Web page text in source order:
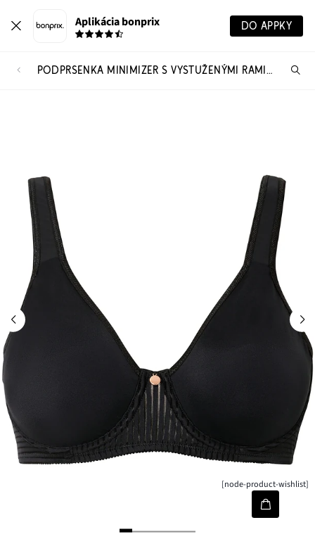
Aplikácia bonprix DO APPKY
PODPRSENKA MINIMIZER S VYSTUŽENÝMI RAMIENKAMI
[node-product-wishlist]